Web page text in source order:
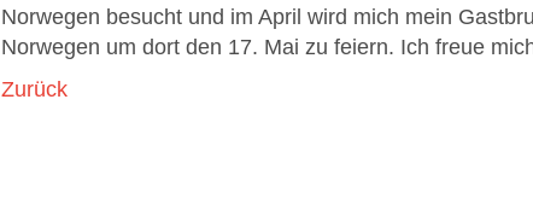
Norwegen besucht und im April wird mich mein
Norwegen um dort den 17. Mai zu feiern. Ich freue
Zurück